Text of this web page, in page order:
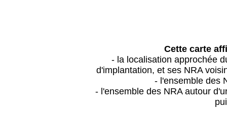
Cette carte
- la localisation approchée
d'implantation, et ses NRA
- l'ensemble des
- l'ensemble des NRA autour